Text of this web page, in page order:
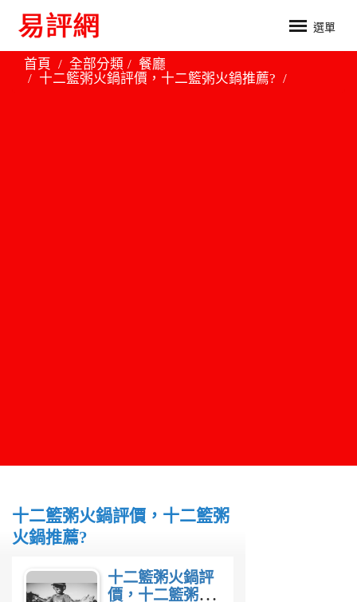
選單
首頁 全部分類
餐廳
十二籃粥火鍋評價，十二籃粥火鍋推薦?
十二籃粥火鍋評價，十二籃粥
火鍋推薦?
十二籃粥火鍋評
價，十二籃粥火